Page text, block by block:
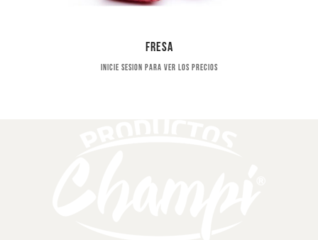
Fresa
Inicie sesion para ver los precios